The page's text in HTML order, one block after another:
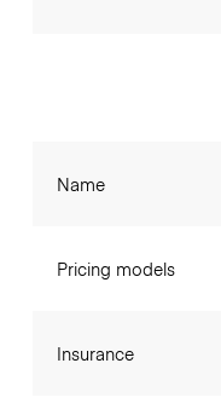
Name
Pricing models
Insurance